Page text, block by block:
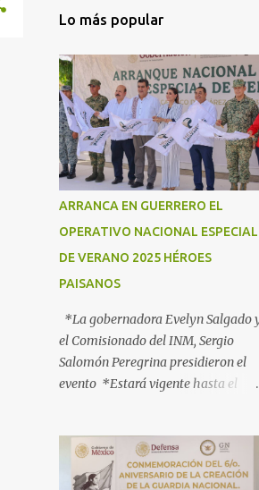
Lo más popular
ARRANCA EN GUERRERO EL
OPERATIVO NACIONAL ESPECIAL
DE VERANO 2025 HÉROES
PAISANOS
*La gobernadora Evelyn Salgado
el Comisionado del INM, Sergio
Salomón Peregrina presidieron el
evento *Estará vigente hasta el
objetivo informar, orientar y
proteger a los connacionales que